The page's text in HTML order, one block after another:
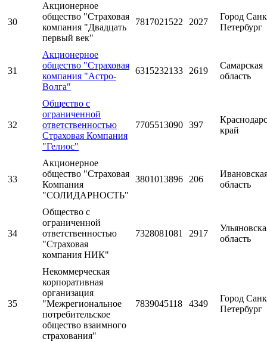
30
Акционерное
общество "Страховая
компания "Двадцать
первый век"
7817021522 2027
Город
Петербург
31
Акционерное
общество "Страховая
компания "Астро-
Волга"
6315232133 2619
Самарская
область
32
Общество с
ограниченной
ответственностью
Страховая Компания
"Гелиос"
7705513090 397
край
33
Акционерное
общество "Страховая
Компания
"СОЛИДАРНОСТЬ"
3801013896 206
область
34
Общество с
ограниченной
ответственностью
"Страховая
компания НИК"
7328081081 2917
область
35
Некоммерческая
корпоративная
организация
"Межрегиональное
потребительское
общество взаимного
страхования"
7839045118 4349
Город
Петербург